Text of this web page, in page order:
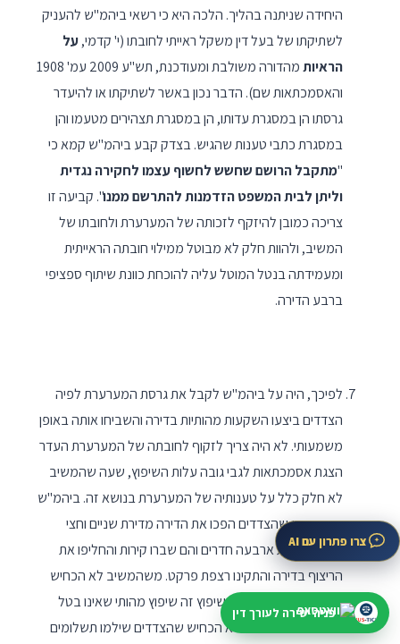
היחידה שניתנה בהליך. הלכה היא כי רשאי ביהמ"ש להעניק
לשתיקתו של בעל דין משקל ראייתי לחובתו (י' קדמי,על
הראיות
מהדורה משולבת ומעודכנת, תש"ע 2009 עמ' 1908
והאסמכתאות שם). הדבר נכון באשר לשתיקתו או להיעדר
גרסתו הן במסגרת עדותו, הן במסגרת תצהירים מטעמו והן
במסגרת כתבי טענות שהגיש. בצדק קבע ביהמ"ש קמא כי
"מתקבל הרושם שחשש לחשוף עצמו לחקירה נגדית
וליתן לבית המשפט הזדמנות להתרשם ממנו". קביעה זו
צריכה כמובן להיזקף לזכותה של המערערת ולחובתו של
המשיב, ולהוות חלק לא מבוטל ממילוי חובתה הראייתית
ומעמידתה בנטל המוטל עליה להוכחת כוונת שיתוף ספציפי
ברבע הדירה.
לפיכך, היה על ביהמ"ש לקבל את גרסת המערערת לפיה
הצדדים ביצעו השקעות מהותיות בדירה והשביחו אותה באופן
משמעותי. לא היה צריך לזקוף לחובתה של המערערת העדר
הצגת אסמכתאות לגבי גובה עלות השיפוץ, שעה שהמשיב
לא חלק כלל על טענותיה של המערערת בנושא זה. ביהמ"ש
קמא קבע שהצדדים הפכו את הדירה מדירת שניים וחצי
חדרים לדירת ארבעה חדרים והם שברו קירות והחליפו את
הריצוף בדירה והתקינו רצפת פרקט. משהמשיב לא הכחיש
טענות אלו, יש לראות בשיפוץ זה שיפוץ מהותי שאינו בטל
בשישים. המשיב גם לא הכחיש שהצדדים שילמו תשלומים
צרו פתרון עם AI
פניה ישירה לעורך דין